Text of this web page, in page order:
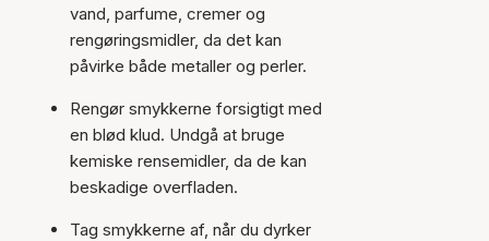
vand, parfume, cremer og
rengøringsmidler, da det kan
påvirke både metaller og perler.
Rengør smykkerne forsigtigt med
en blød klud. Undgå at bruge
kemiske rensemidler, da de kan
beskadige overfladen.
Tag smykkerne af, når du dyrker